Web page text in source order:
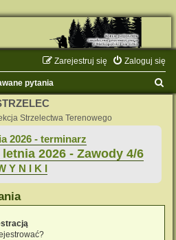
Zaloguj się
Zarejestruj się
pytania
Strzelectwa Terenowego
2026 - terminarz
2026 - Zawody 4/6
Y N I K I